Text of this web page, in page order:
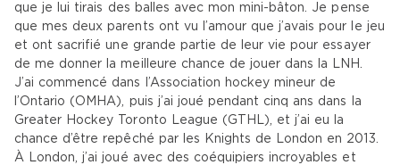
que je lui tirais des balles avec mon mini-bâton. Je pense
que mes deux parents ont vu l’amour que j’avais pour le jeu
et ont sacrifié une grande partie de leur vie pour essayer
de me donner la meilleure chance de jouer dans la LNH.
J’ai commencé dans l’Association hockey mineur de
l’Ontario (OMHA), puis j’ai joué pendant cinq ans dans la
Greater Hockey Toronto League (GTHL), et j’ai eu la
chance d’être repêché par les Knights de London en 2013.
À London, j’ai joué avec des coéquipiers incroyables et